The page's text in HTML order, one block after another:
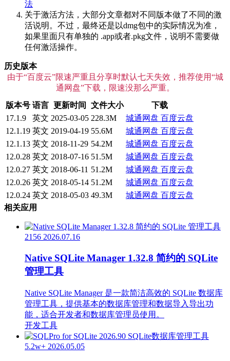
法
关于激活方法，大部分文章都对不同版本做了不同的激
活说明。不过，最终还是以dmg包中的实际情况为准，
如果里面只有单独的 .app或者.pkg文件，说明不需要做
任何激活操作。
历史版本
由于“百度云”限速严重且分享时默认七天失效，推荐使用“城
通网盘”下载，限速没那么严重。
版本号 语言 更新时间 文件大小
下载
17.1.9
英文 2025-03-05 228.3M 城通网盘 百度云盘
12.1.19 英文 2019-04-19 55.6M 城通网盘 百度云盘
12.1.13 英文 2018-11-29 54.2M 城通网盘 百度云盘
12.0.28 英文 2018-07-16 51.5M 城通网盘 百度云盘
12.0.27 英文 2018-06-11 51.2M 城通网盘 百度云盘
12.0.26 英文 2018-05-14 51.2M 城通网盘 百度云盘
12.0.24 英文 2018-05-03 49.3M 城通网盘 百度云盘
相关应用
2156 2026.07.16
Native SQLite Manager 1.32.8 简约的 SQLite
管理工具
Native SQLite Manager 是一款简洁高效的 SQLite 数据库
管理工具，提供基本的数据库管理和数据导入导出功
能，适合开发者和数据库管理员使用。
开发工具
5.2w+ 2026.05.05